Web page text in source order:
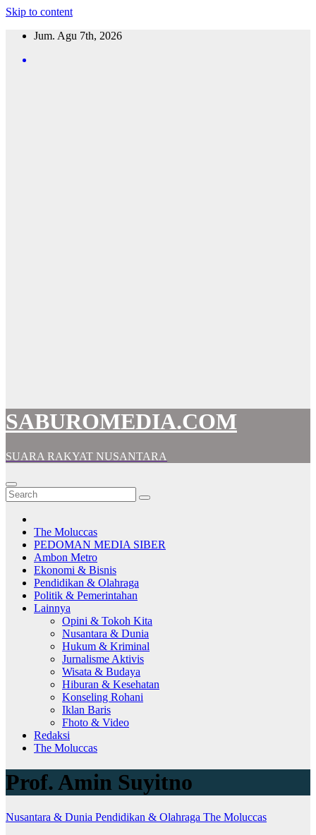
Skip to content
Jum. Agu 7th, 2026
SABUROMEDIA.COM
SUARA RAKYAT NUSANTARA
The Moluccas
PEDOMAN MEDIA SIBER
Ambon Metro
Ekonomi & Bisnis
Pendidikan & Olahraga
Politik & Pemerintahan
Lainnya
Opini & Tokoh Kita
Nusantara & Dunia
Hukum & Kriminal
Jurnalisme Aktivis
Wisata & Budaya
Hiburan & Kesehatan
Konseling Rohani
Iklan Baris
Fhoto & Video
Redaksi
The Moluccas
Prof. Amin Suyitno
Nusantara & Dunia Pendidikan & Olahraga The Moluccas